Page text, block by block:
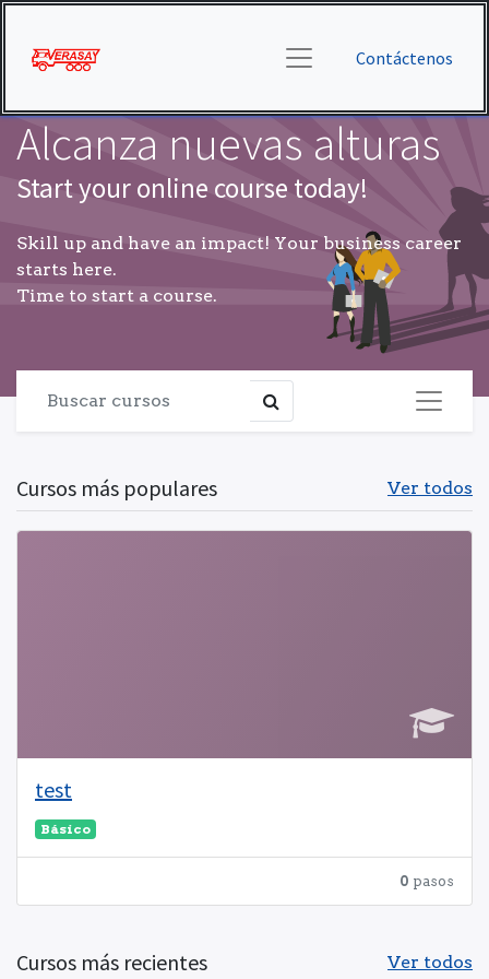
Contáctenos
Alcanza nuevas alturas
Start your online course today!
Skill up and have an impact! Your business career
starts here.
Time to start a course.
Ver todos
Cursos más populares
test
Básico
0 pasos
Ver todos
Cursos más recientes